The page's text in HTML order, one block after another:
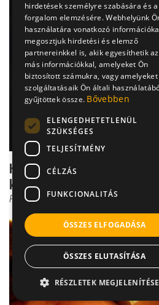
Ha megtudod valakiről,
kérdés, hogy joggal...
Prof. Dr. Bánki M. Csaba
hirdetések személyre szabására és a
forgalom elemzésére. Webhelyünk
használatára vonatkozó
megosztjuk hirdetési és elemző
partnereinkkel is, akik egyesíthetik
más információkkal, amelyeket Ön
biztosított számukra, vagy amelyeket
szolgáltatásaik Ön általi
gyűjtöttek össze. Bővebben
ELENGEDHETETLENÜL
SZÜKSÉGES
TELJESÍTMÉNY
CÉLZÁS
FUNKCIONALITÁS
ÖSSZES ELFOGADÁSA
ÖSSZES ELUTASÍTÁSA
RÉSZLETEK MEGJELENÍTÉSE